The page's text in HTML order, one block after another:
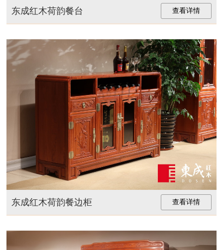
东成红木荷韵餐台 查看详情
东成红木荷韵餐边柜 查看详情